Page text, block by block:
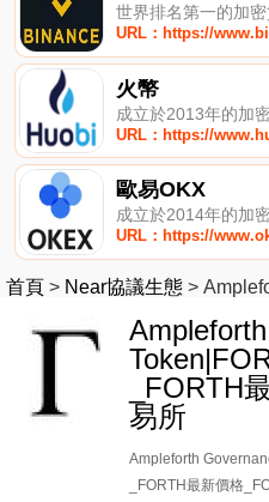
世界排名第一的加
URL：https://
火幣
成立於2013年的加
URL：https://
歐易OKX
成立於2014年的加
URL：https://
首頁 > Near協議生態 >
_FORTH
易所
Ampleforth
_FORTH最新價格